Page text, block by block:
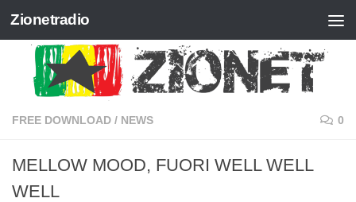
Salta al contenuto
Zionetradio
FREE DOWNLOAD / NEWS 0
MELLOW MOOD, FUORI WELL WELL
WELL